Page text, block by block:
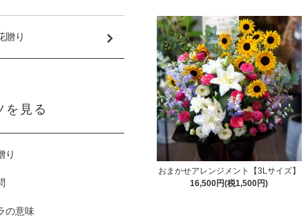
おまかせアレンジメント【3Lサイズ】
16,500円(税1,500円)
贈り
を見る
り
の意味